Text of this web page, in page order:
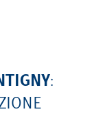
: